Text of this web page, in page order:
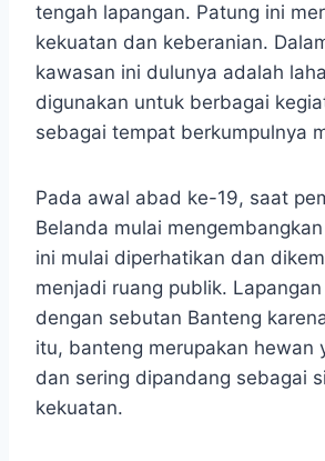
tengah lapangan. Patung ini
kekuatan dan keberanian.
kawasan ini dulunya adalah
digunakan untuk berbagai
sebagai tempat berkumpulnya
Pada awal abad ke-19, saat
Belanda mulai
ini mulai diperhatikan dan
menjadi ruang publik.
dengan sebutan Banteng
itu, banteng merupakan hewan
dan sering dipandang sebagai
kekuatan.